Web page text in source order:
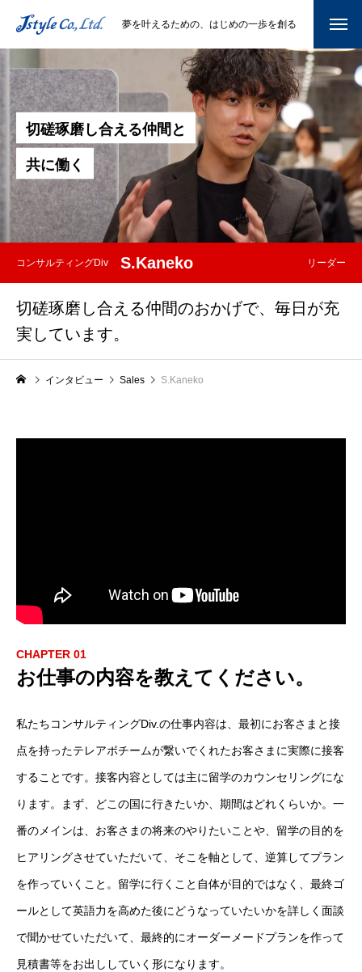
夢を叶えるための、はじめの一歩を創る
切磋琢磨し合え る仲間 と
共に働 く
コンサルティングDiv S.Kaneko リーダー
切磋琢磨し合える仲間のおかげで、毎日が充
実しています。
インタビュー Sales S.Kaneko
CHAPTER 01
お仕事の内容を教えてください。
私たちコンサルティングDiv.の仕事内容は、最初にお客さまと接
点を持ったテレアポチームが繋いでくれたお客さまに実際に接客
することです。接客内容としては主に留学のカウンセリングにな
ります。まず、どこの国に行きたいか、期間はどれくらいか。一
番のメインは、お客さまの将来のやりたいことや、留学の目的を
ヒアリングさせていただいて、そこを軸として、逆算してプラン
を作っていくこと。留学に行くこと自体が目的ではなく、最終ゴ
ールとして英語力を高めた後にどうなっていたいかを詳しく面談
で聞かせていただいて、最終的にオーダーメードプランを作って
見積書等をお出ししていく形になります。